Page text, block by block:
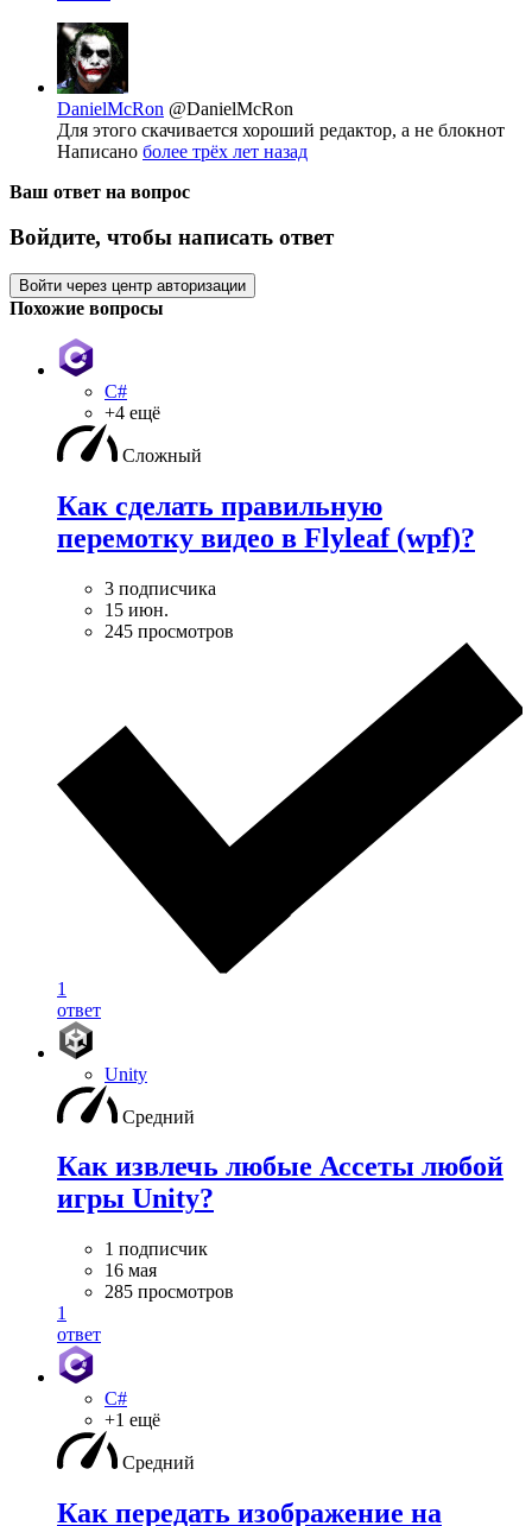
DanielMcRon @DanielMcRon
Для этого скачивается хороший редактор, а не блокнот
Написано более трёх лет назад
Ваш ответ на вопрос
Войдите, чтобы написать ответ
Войти через центр авторизации
Похожие вопросы
C#
+4 ещё
Сложный
Как сделать правильную
перемотку видео в Flyleaf (wpf)?
3 подписчика
15 июн.
245 просмотров
1
ответ
Unity
Средний
Как извлечь любые Ассеты любой
игры Unity?
1 подписчик
16 мая
285 просмотров
1
ответ
C#
+1 ещё
Средний
Как передать изображение на